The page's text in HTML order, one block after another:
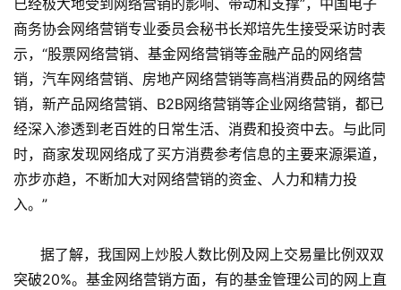
已经极大地受到网络营销的影响、带动和支撑”，中国电子
商务协会网络营销专业委员会秘书长郑培先生接受采访时表
示，“股票网络营销、基金网络营销等金融产品的网络营
销，汽车网络营销、房地产网络营销等高档消费品的网络营
销，新产品网络营销、B2B网络营销等企业网络营销，都已
经深入渗透到老百姓的日常生活、消费和投资中去。与此同
时，商家发现网络成了买方消费参考信息的主要来源渠道，
亦步亦趋，不断加大对网络营销的资金、人力和精力投
入。”
据了解，我国网上炒股人数比例及网上交易量比例双双
突破20%。基金网络营销方面，有的基金管理公司的网上直